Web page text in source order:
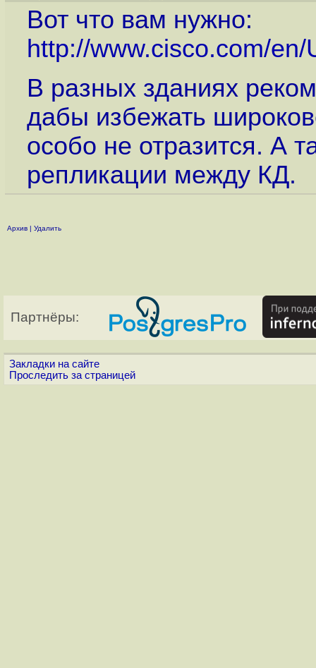
Вот что вам нужно:
http://www.cisco.com/
В разных зданиях
дабы избежать
особо не отразится. А
репликации между КД.
Архив | Удалить
Партнёры:
Закладки на сайте
Проследить за страницей